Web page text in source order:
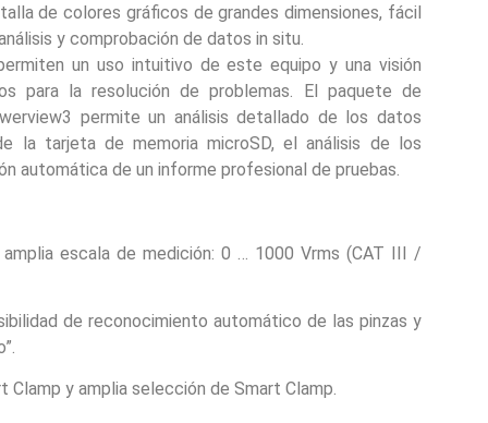
de colores gráficos de grandes dimensiones, fácil
y comprobación de datos in situ.
un uso intuitivo de este equipo y una visión
para la resolución de problemas. El paquete de
permite un análisis detallado de los datos
la tarjeta de memoria microSD, el análisis de los
automática de un informe profesional de pruebas.
escala de medición: 0 … 1000 Vrms (CAT III /
de reconocimiento automático de las pinzas y
y amplia selección de Smart Clamp.